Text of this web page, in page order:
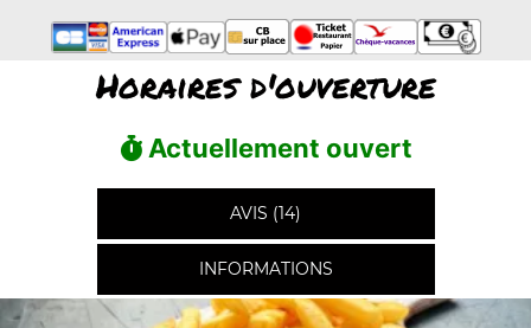
Horaires d'ouverture
Actuellement ouvert
AVIS (14)
INFORMATIONS